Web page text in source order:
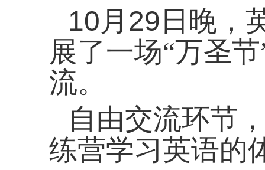
10 月 29 日晚，
展了一场“万圣节
流。
自由交流环节
练营学习英语的